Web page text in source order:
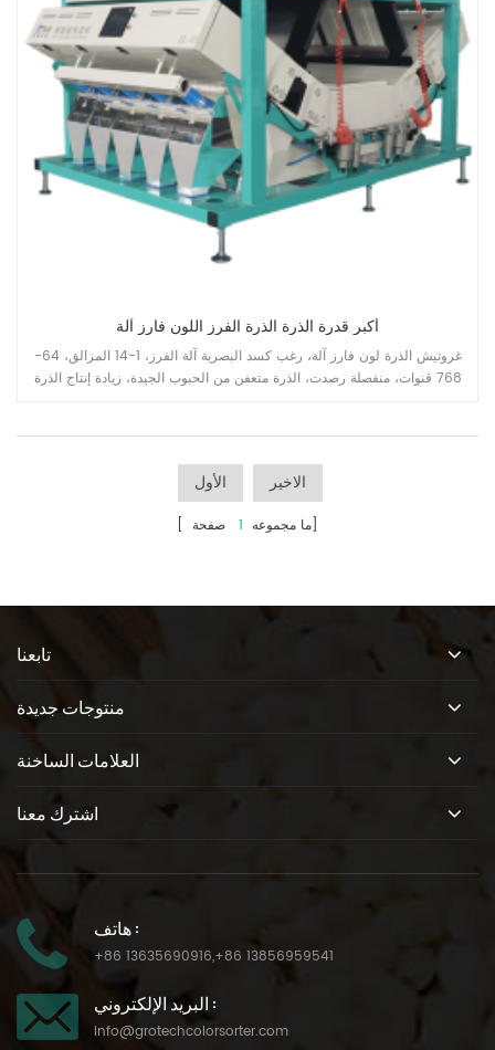
أكبر قدرة الذرة الذرة الفرز اللون فارز آلة
غروتيش الذرة لون فارز آلة، رغب كسد البصرية آلة الفرز، 1-14 المزالق، 64-
768 قنوات، منفصلة رصدت، الذرة متعفن من الحبوب الجيدة، زيادة إنتاج الذرة
الأول الاخير
[ ما مجموعه 1
تابعنا
منتوجات جديدة
العلامات الساخنة
اشترك معنا
هاتف :
+86 13635690916,+86 13856959541
البريد الإلكتروني :
info@grotechcolorsorter.com